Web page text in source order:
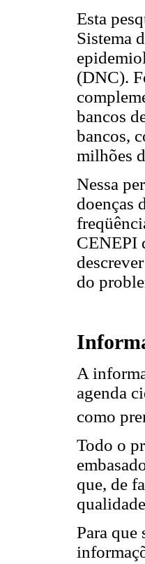
Esta
Sistema
(DNC).
bancos
bancos,
milhões
Nessa
doenças
CENEPI
do
A
agenda
como
Todo o
que, de
Para que